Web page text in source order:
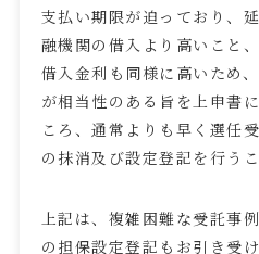
支払い期限が迫っており、
融機関の借入より高いこと
借入金利も同様に高いため
が相当性のある旨を上申書
ころ、通常よりも早く選任
の抹消及び設定登記を行う
上記は、複雑困難な受託事
の担保設定登記もお引き受